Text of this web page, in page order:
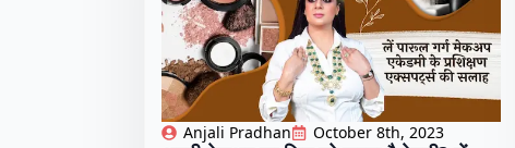
Anjali Pradhan October 8th, 2023